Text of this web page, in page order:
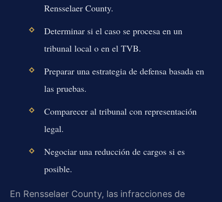
Rensselaer County.
Determinar si el caso se procesa en un
tribunal local o en el TVB.
Preparar una estrategia de defensa basada en
las pruebas.
Comparecer al tribunal con representación
legal.
Negociar una reducción de cargos si es
posible.
En Rensselaer County, las infracciones de